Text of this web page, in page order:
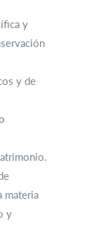
y
y de
materia
y